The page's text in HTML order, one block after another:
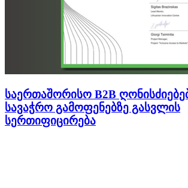
საერთაშორისო B2B
სავაჭრო გამოფენებზე გასვლის
სერთიფიცირება